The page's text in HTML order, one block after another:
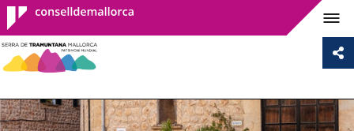
Consell de
Mallorca